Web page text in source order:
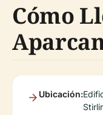
Cómo
Ubicación: